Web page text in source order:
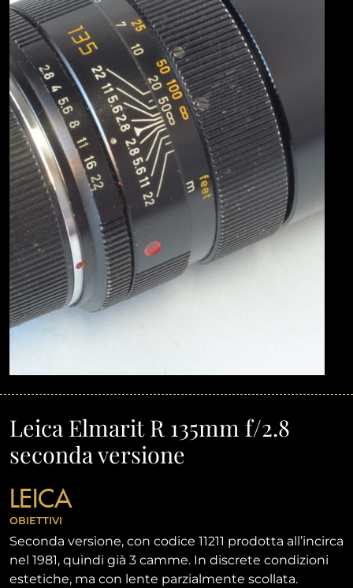
Leica Elmarit R 135mm f/2.8
seconda versione
LEICA
OBIETTIVI
Seconda versione, con codice 11211 prodotta all’incirca
nel 1981, quindi già 3 camme. In discrete condizioni
estetiche, ma con lente parzialmente scollata.